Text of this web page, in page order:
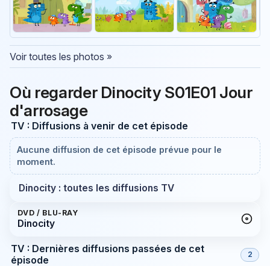
Voir toutes les photos »
Où regarder Dinocity S01E01 Jour
d'arrosage
TV : Diffusions à venir de cet épisode
Aucune diffusion de cet épisode prévue pour le
moment.
Dinocity : toutes les diffusions TV
DVD / BLU-RAY
Dinocity
TV : Dernières diffusions passées de cet
épisode
2